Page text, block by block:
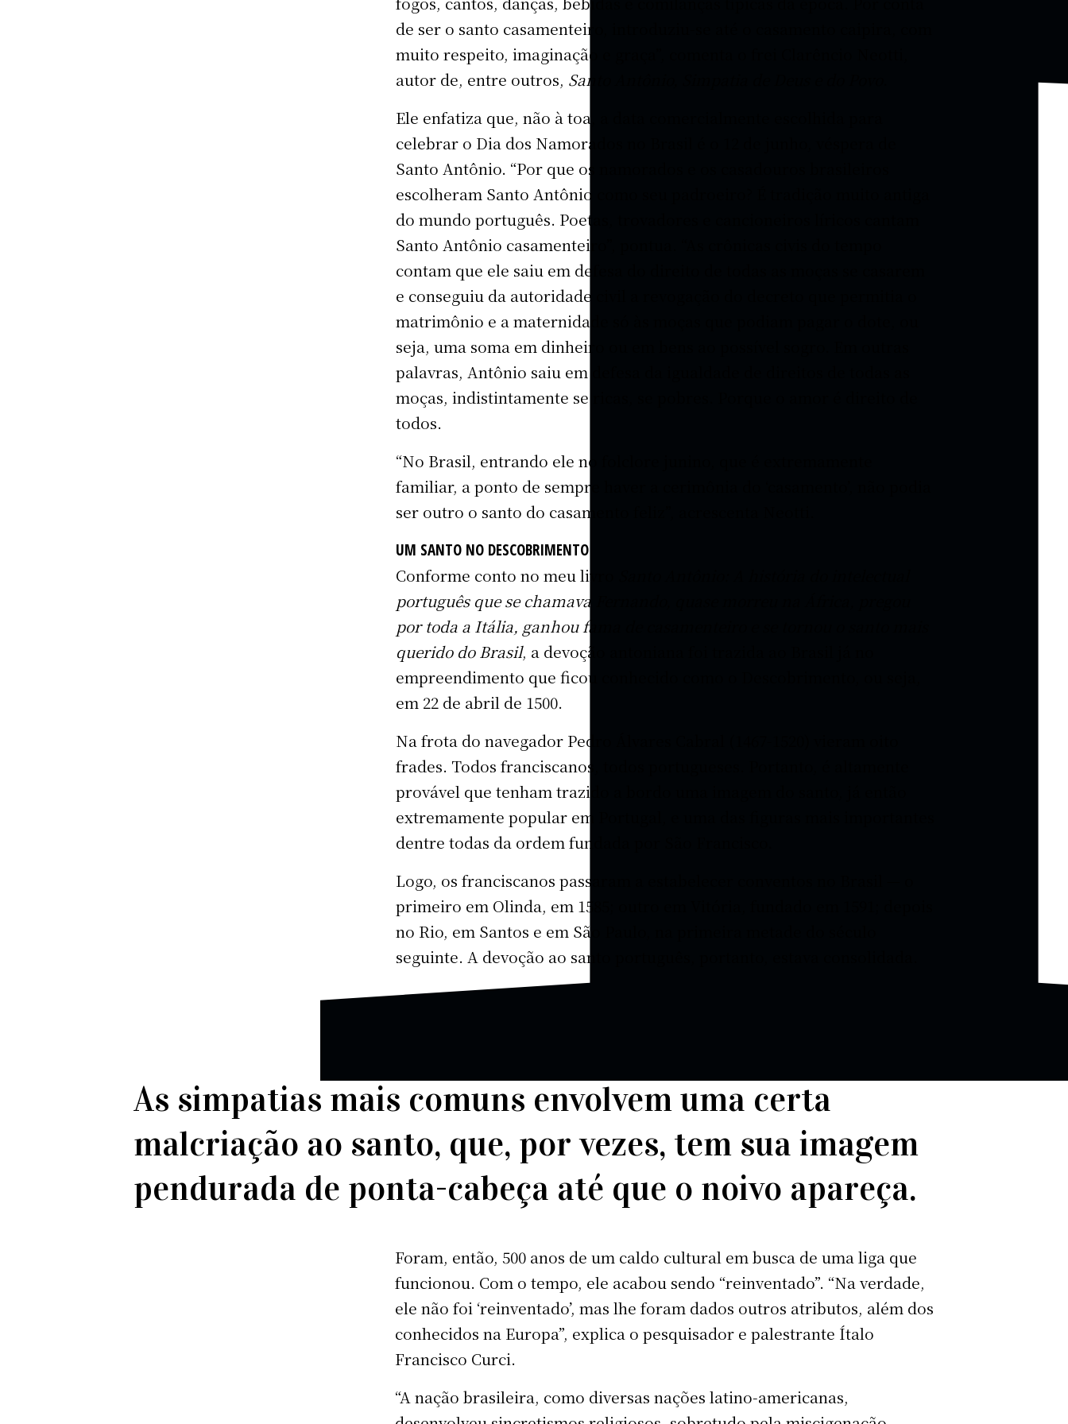
de ser o santo casamenteiro, introduziu-se até o casamento caipira, com
muito respeito, imaginação e graça”, comenta o frei Clarêncio Neotti,
autor de, entre outros, Santo Antônio, Simpatia de Deus e do Povo
Ele enfatiza que, não à toa, a data comercialmente escolhida para
celebrar o Dia dos Namorados no Brasil é o 12 de junho, véspera de
Santo Antônio. “Por que os namorados e os casadouros brasileiros
escolheram Santo Antônio como seu padroeiro? É tradição muito antiga
do mundo português. Poetas, trovadores e cancioneiros líricos cantam
Santo Antônio casamenteiro”, pontua. “As crônicas civis do tempo
contam que ele saiu em defesa do direito de todas as moças se casarem
e conseguiu da autoridade civil a revogação do decreto que permitia o
matrimônio e a maternidade só às moças que podiam pagar o dote, ou
seja, uma soma em dinheiro ou em bens ao possível sogro. Em outras
palavras, Antônio saiu em defesa da igualdade de direitos de todas as
moças, indistintamente se ricas, se pobres. Porque o amor é direito de
todos.
“No Brasil, entrando ele no folclore junino, que é extremamente
familiar, a ponto de sempre haver a cerimônia do ‘casamento’, não podia
ser outro o santo do casamento feliz”, acrescenta Neotti.
UM SANTO NO DESCOBRIMENTO
Conforme conto no meu livro
português que se chamava Fernando, quase morreu na África, pregou
por toda a Itália, ganhou fama de casamenteiro e se tornou o santo mais
querido do Brasil, a devoção antoniana foi trazida ao Brasil já no
empreendimento que ficou conhecido como o Descobrimento, ou seja,
em 22 de abril de 1500.
Na frota do navegador Pedro Álvares Cabral (1467-1520) vieram oito
frades. Todos franciscanos, todos portugueses. Portanto, é altamente
provável que tenham trazido a bordo uma imagem do santo, já então
extremamente popular em Portugal, e uma das figuras mais importantes
dentre todas da ordem fundada por São Francisco.
Logo, os franciscanos passaram a estabelecer conventos no Brasil — o
primeiro em Olinda, em 1585; outro em Vitória, fundado em 1591; depois
no Rio, em Santos e em São Paulo, na primeira metade do século
seguinte. A devoção ao santo português, portanto, estava consolidada.
As simpatias mais comuns envolvem uma certa
malcriação ao santo, que, por vezes, tem sua imagem
pendurada de ponta-cabeça até que o noivo apareça.
Foram, então, 500 anos de um caldo cultural em busca de uma liga que
funcionou. Com o tempo, ele acabou sendo “reinventado”. “Na verdade,
ele não foi ‘reinventado’, mas lhe foram dados outros atributos, além dos
conhecidos na Europa”, explica o pesquisador e palestrante Ítalo
Francisco Curci.
“A nação brasileira, como diversas nações latino-americanas,